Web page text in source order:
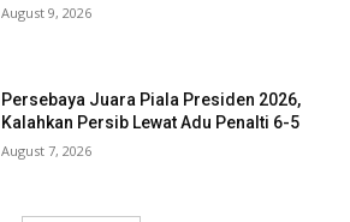
August 9, 2026
Persebaya Juara Piala Presiden 2026,
Kalahkan Persib Lewat Adu Penalti 6-5
August 7, 2026